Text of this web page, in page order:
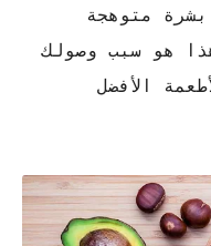
متوهجة
هو سبب وصولك
الأفضل